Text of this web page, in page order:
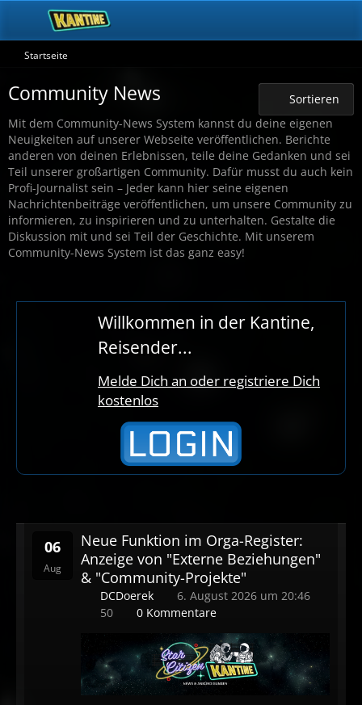
Startseite
Community News
Sortieren
Mit dem Community-News System kannst du deine eigenen
Neuigkeiten auf unserer Webseite veröffentlichen. Berichte
anderen von deinen Erlebnissen, teile deine Gedanken und sei
Teil unserer großartigen Community. Dafür musst du auch kein
Profi-Journalist sein – Jeder kann hier seine eigenen
Nachrichtenbeiträge veröffentlichen, um unsere Community zu
informieren, zu inspirieren und zu unterhalten. Gestalte die
Diskussion mit und sei Teil der Geschichte. Mit unserem
Community-News System ist das ganz easy!
Willkommen in der Kantine,
Reisender...
Melde Dich an oder registriere Dich
kostenlos
06
Aug
Neue Funktion im Orga-Register:
Anzeige von "Externe Beziehungen"
& "Community-Projekte"
DCDoerek
6. August 2026 um 20:46
50
0 Kommentare